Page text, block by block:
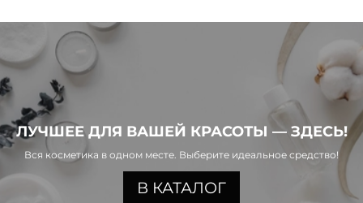
ЛУЧШЕЕ ДЛЯ ВАШЕЙ КРАСОТЫ — ЗДЕСЬ!
Вся косметика в одном месте. Выберите идеальное средство!
В КАТАЛОГ